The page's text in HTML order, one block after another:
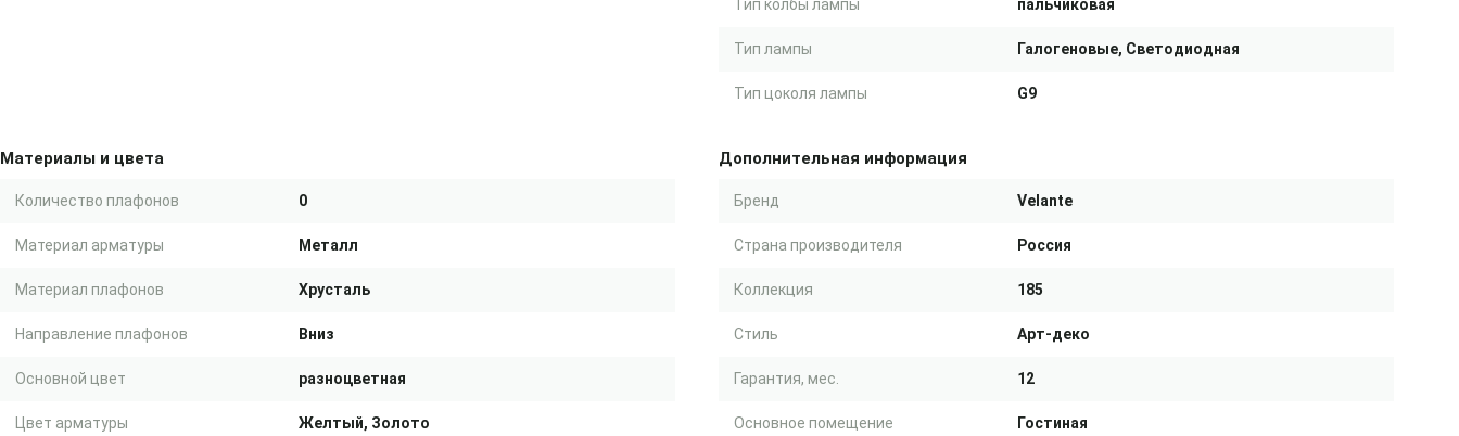
Тип колбы лампы пальчиковая
Тип лампы Галогеновые, Светодиодная
Тип цоколя лампы G9
Материалы и цвета
Количество плафонов 0
Материал арматуры Металл
Материал плафонов Хрусталь
Направление плафонов Вниз
Основной цвет разноцветная
Цвет арматуры Желтый, Золото
Дополнительная информация
Бренд Velante
Страна производителя Россия
Коллекция 185
Стиль Арт-деко
Гарантия, мес. 12
Основное помещение Гостиная